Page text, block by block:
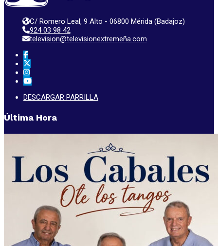
C/ Romero Leal, 9 Alto - 06800 Mérida (Badajoz)
924 03 98 42
television@televisionextremeña.com
DESCARGAR PARRILLA
Última Hora